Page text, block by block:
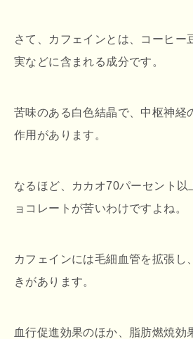
さて、カフェインとは、コーヒー
実などに含まれる成分です。
苦味のある白色結晶で、中枢神経
作用があります。
なるほど、カカオ70パーセント以
ョコレートが苦いわけですよね。
カフェインには毛細血管を拡張し
きがあります。
血行促進効果のほか、脂肪燃焼効